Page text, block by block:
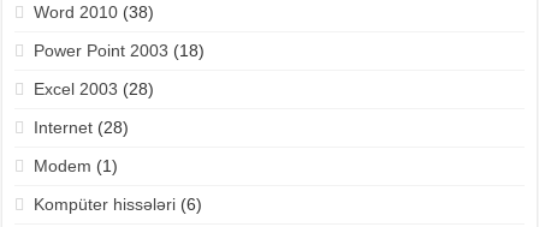
Word 2010(38)
Power Point 2003 (18)
Excel 2003 (28)
Internet(28)
Modem (1)
Kompüter hissələri(6)